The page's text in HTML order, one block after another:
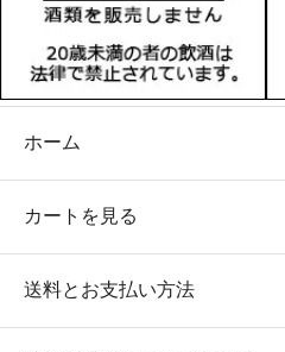
ホーム
カートを見る
送料とお支払い方法